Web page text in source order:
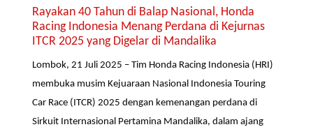
Rayakan 40 Tahun di Balap Nasional, Honda
Racing Indonesia Menang Perdana di Kejurnas
ITCR 2025 yang Digelar di Mandalika
Lombok, 21 Juli 2025 – Tim Honda Racing Indonesia (HRI)
membuka musim Kejuaraan Nasional Indonesia Touring
Car Race (ITCR) 2025 dengan kemenangan perdana di
Sirkuit Internasional Pertamina Mandalika, dalam ajang